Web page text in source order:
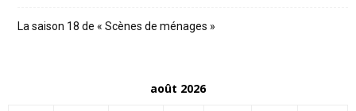
La saison 18 de « Scènes de ménages »
août 2026